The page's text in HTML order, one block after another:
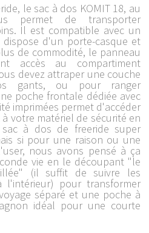
le sac à dos KOMIT 18, au
permet de transporter
Il est compatible avec un
d'un porte-casque et
de commodité, le panneau
accès au compartiment
devez attraper une couche
gants, ou pour ranger
poche frontale dédiée avec
imprimées permet d'accéder
votre matériel de sécurité en
à dos de freeride super
si pour une raison ou une
nous avons pensé à ça
vie en le découpant "le
(il suffit de suivre les
l'intérieur) pour transformer
séparé et une poche à
idéal pour une courte